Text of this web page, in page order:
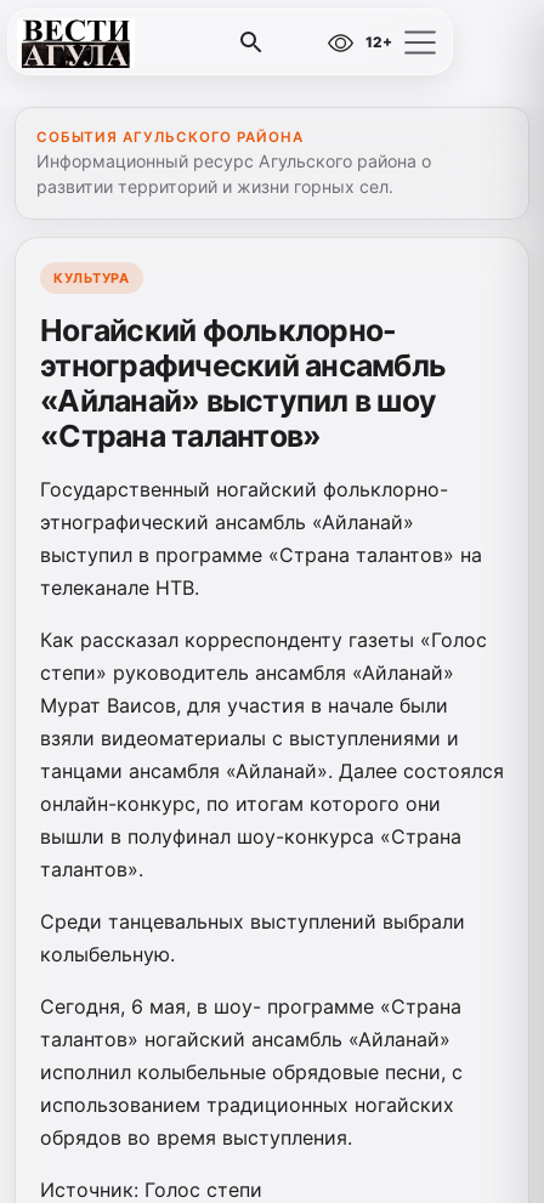
12+
СОБЫТИЯ АГУЛЬСКОГО РАЙОНА
Информационный ресурс Агульского района о
развитии территорий и жизни горных сел.
КУЛЬТУРА
Ногайский фольклорно-
этнографический ансамбль
«Айланай» выступил в шоу
«Страна талантов»
Государственный ногайский фольклорно-
этнографический ансамбль «Айланай»
выступил в программе «Страна талантов» на
телеканале НТВ.
Как рассказал корреспонденту газеты «Голос
степи» руководитель ансамбля «Айланай»
Мурат Ваисов, для участия в начале были
взяли видеоматериалы с выступлениями и
танцами ансамбля «Айланай». Далее состоялся
онлайн-конкурс, по итогам которого они
вышли в полуфинал шоу-конкурса «Страна
талантов».
Среди танцевальных выступлений выбрали
колыбельную.
Сегодня, 6 мая, в шоу- программе «Страна
талантов» ногайский ансамбль «Айланай»
исполнил колыбельные обрядовые песни, с
использованием традиционных ногайских
обрядов во время выступления.
Источник: Голос степи